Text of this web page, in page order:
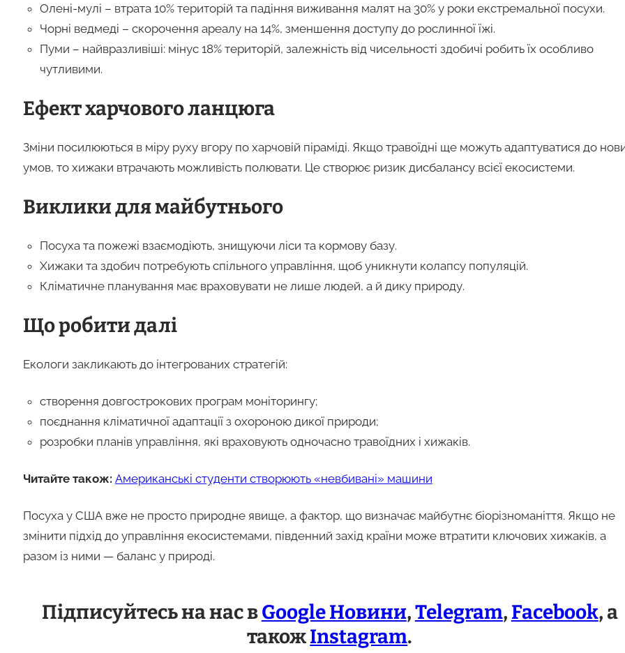
Олені-мулі – втрата 10% територій та падіння виживання малят на 30% у роки екстремальної посухи.
Чорні ведмеді – скорочення ареалу на 14%, зменшення доступу до рослинної їжі.
Пуми – найвразливіші: мінус 18% територій, залежність від чисельності здобичі робить їх особливо
чутливими.
Ефект харчового ланцюга
Зміни посилюються в міру руху вгору по харчовій піраміді. Якщо травоїдні ще можуть адаптуватися до
умов, то хижаки втрачають можливість полювати. Це створює ризик дисбалансу всієї екосистеми.
Виклики для майбутнього
Посуха та пожежі взаємодіють, знищуючи ліси та кормову базу.
Хижаки та здобич потребують спільного управління, щоб уникнути колапсу популяцій.
Кліматичне планування має враховувати не лише людей, а й дику природу.
Що робити далі
Екологи закликають до інтегрованих стратегій:
створення довгострокових програм моніторингу;
поєднання кліматичної адаптації з охороною дикої природи;
розробки планів управління, які враховують одночасно травоїдних і хижаків.
Читайте також: Американські студенти створюють «невбивані» машини
Посуха у США вже не просто природне явище, а фактор, що визначає майбутнє біорізноманіття. Якщо не
змінити підхід до управління екосистемами, південний захід країни може втратити ключових хижаків, а
разом із ними — баланс у природі.
Підписуйтесь на нас вGoogle Новини,Telegram, Facebook, а
такожInstagram.